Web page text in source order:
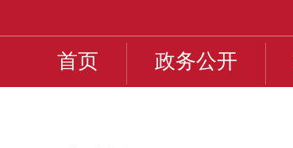
首页 政务公开